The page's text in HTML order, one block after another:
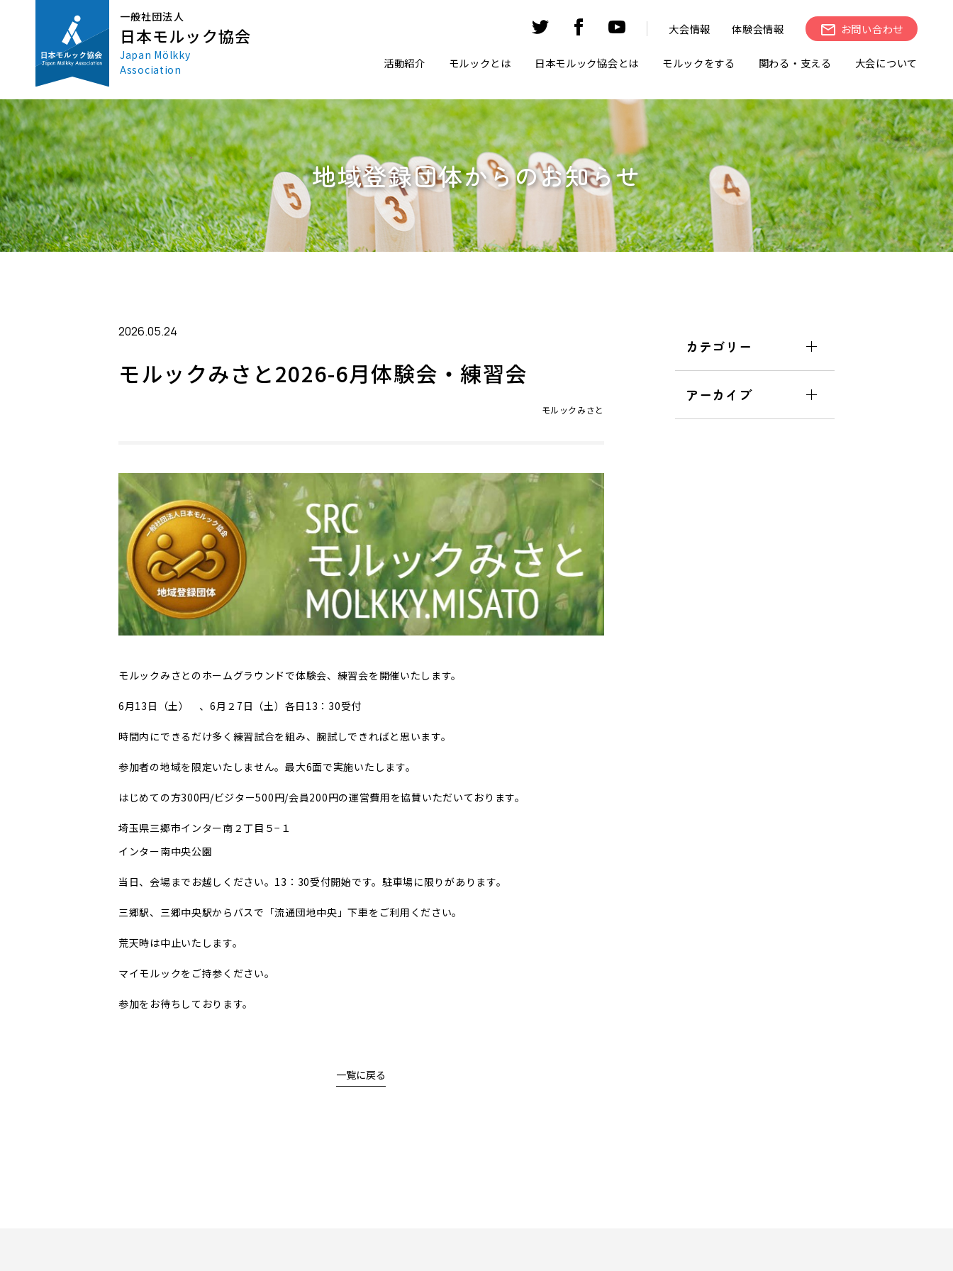
一般社団法人
日本モルック協会
Japan Mölkky
Association
大会情報 体験会情報 お問い合わせ
活動紹介 モルックとは 日本モルック協会とは モルックをする 関わる・支える 大会について
地域登録団体からのお知らせ
2026.05.24
モルックみさと2026-6月体験会・練習会
モルックみさと
モルックみさとのホームグラウンドで体験会、練習会を開催いたします。
6月13日（土） 、6月２7日（土）各日13：30受付
時間内にできるだけ多く練習試合を組み、腕試しできればと思います。
参加者の地域を限定いたしません。最大6面で実施いたします。
はじめての方300円/ビジター500円/会員200円の運営費用を協賛いただいております。
埼玉県三郷市インター南２丁目５−１
インター南中央公園
当日、会場までお越しください。13：30受付開始です。駐車場に限りがあります。
三郷駅、三郷中央駅からバスで「流通団地中央」下車をご利用ください。
荒天時は中止いたします。
マイモルックをご持参ください。
参加をお待ちしております。
一覧に戻る
カテゴリー
アーカイブ